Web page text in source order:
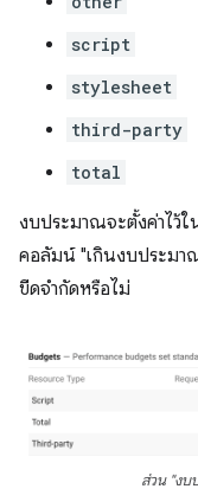
script
stylesheet
third-party
total
งบประมาณจะตั้งค่าไว้
คอลัมน์ "เกินงบประมา
ขีดจํากัดหรือไม่
ส่วน "งบ